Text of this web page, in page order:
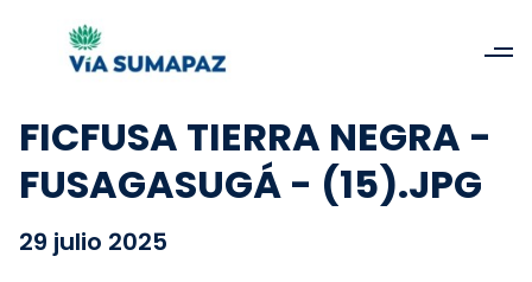
FICFUSA TIERRA NEGRA -
FUSAGASUGÁ - (15).JPG
29 julio 2025